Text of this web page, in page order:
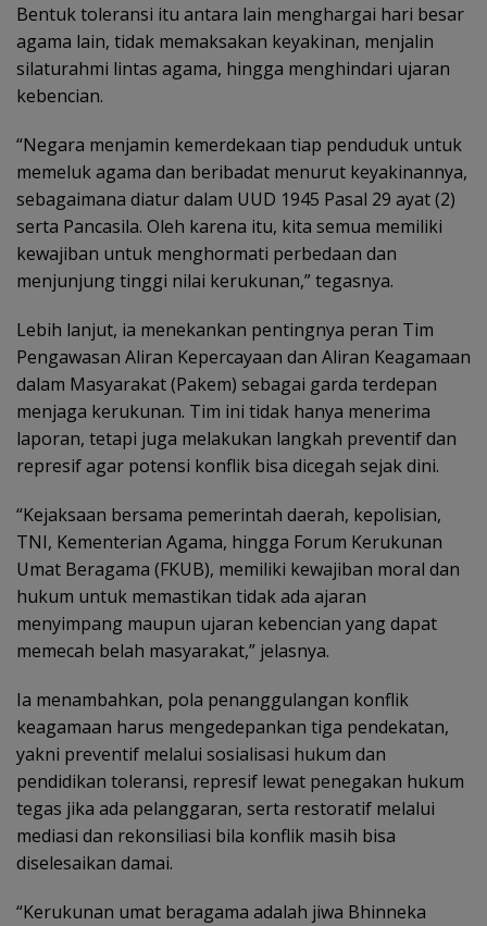
Bentuk toleransi itu antara lain menghargai hari besar
agama lain, tidak memaksakan keyakinan, menjalin
silaturahmi lintas agama, hingga menghindari ujaran
kebencian.
“Negara menjamin kemerdekaan tiap penduduk untuk
memeluk agama dan beribadat menurut keyakinannya,
sebagaimana diatur dalam UUD 1945 Pasal 29 ayat (2)
serta Pancasila. Oleh karena itu, kita semua memiliki
kewajiban untuk menghormati perbedaan dan
menjunjung tinggi nilai kerukunan,” tegasnya.
Lebih lanjut, ia menekankan pentingnya peran Tim
Pengawasan Aliran Kepercayaan dan Aliran Keagamaan
dalam Masyarakat (Pakem) sebagai garda terdepan
menjaga kerukunan. Tim ini tidak hanya menerima
laporan, tetapi juga melakukan langkah preventif dan
represif agar potensi konflik bisa dicegah sejak dini.
“Kejaksaan bersama pemerintah daerah, kepolisian,
TNI, Kementerian Agama, hingga Forum Kerukunan
Umat Beragama (FKUB), memiliki kewajiban moral dan
hukum untuk memastikan tidak ada ajaran
menyimpang maupun ujaran kebencian yang dapat
memecah belah masyarakat,” jelasnya.
Ia menambahkan, pola penanggulangan konflik
keagamaan harus mengedepankan tiga pendekatan,
yakni preventif melalui sosialisasi hukum dan
pendidikan toleransi, represif lewat penegakan hukum
tegas jika ada pelanggaran, serta restoratif melalui
mediasi dan rekonsiliasi bila konflik masih bisa
diselesaikan damai.
“Kerukunan umat beragama adalah jiwa Bhinneka